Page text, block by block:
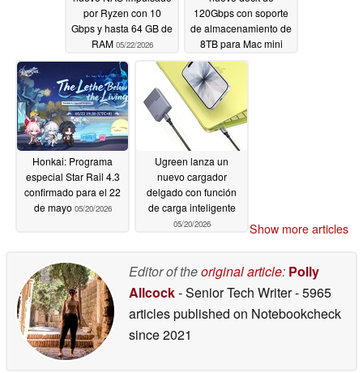
por Ryzen con 10
Gbps y hasta 64 GB de
RAM 05/22/2026
120Gbps con soporte
de almacenamiento de
8TB para Mac mini
05/21/2026
Honkai: Programa
especial Star Rail 4.3
confirmado para el 22
de mayo 05/20/2026
Ugreen lanza un
nuevo cargador
delgado con función
de carga inteligente
05/20/2026 Show more articles
Editor of theoriginal article: Polly
Allcock- Senior Tech Writer- 5965
articles published on Notebookcheck
since 2021